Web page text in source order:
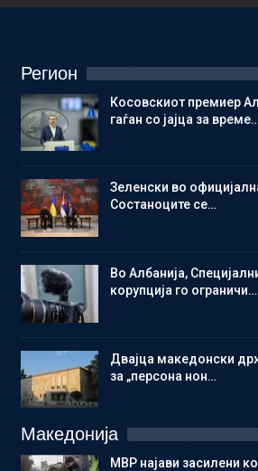
Регион
Косовскиот премиер
гаѓан со јајца за време…
Зеленски во
Состаноците се…
Во Албанија,
корупција го ограничи…
Двајца македонски
за „персона нон…
Македонија
МВР најави засилени